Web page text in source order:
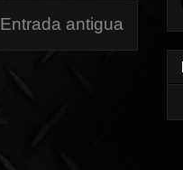
Entrada antigua